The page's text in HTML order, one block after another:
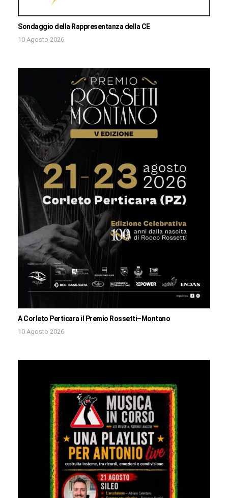
Sondaggio della Rappresentanza della CE
10 Agosto 2026
A Corleto Perticara il Premio Rossetti–Montano
10 Agosto 2026